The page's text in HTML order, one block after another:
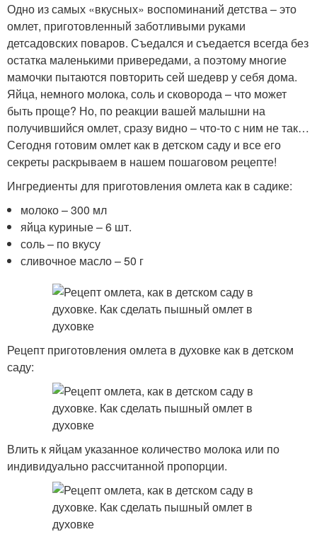
Одно из самых «вкусных» воспоминаний детства – это
омлет, приготовленный заботливыми руками
детсадовских поваров. Съедался и съедается всегда без
остатка маленькими привередами, а поэтому многие
мамочки пытаются повторить сей шедевр у себя дома.
Яйца, немного молока, соль и сковорода – что может
быть проще? Но, по реакции вашей малышни на
получившийся омлет, сразу видно – что-то с ним не так…
Сегодня готовим омлет как в детском саду и все его
секреты раскрываем в нашем пошаговом рецепте!
Ингредиенты для приготовления омлета как в садике:
молоко – 300 мл
яйца куриные – 6 шт.
соль – по вкусу
сливочное масло – 50 г
Рецепт приготовления омлета в духовке как в детском
саду:
Влить к яйцам указанное количество молока или по
индивидуально рассчитанной пропорции.